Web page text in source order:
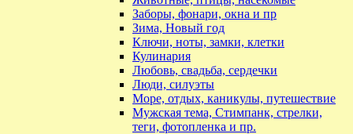
Заборы, фонари, окна и пр
Зима, Новый год
Ключи, ноты, замки, клетки
Кулинария
Любовь, свадьба, сердечки
Люди, силуэты
Море, отдых, каникулы, путешествие
Мужская тема, Стимпанк, стрелки,
теги, фотопленка и пр.